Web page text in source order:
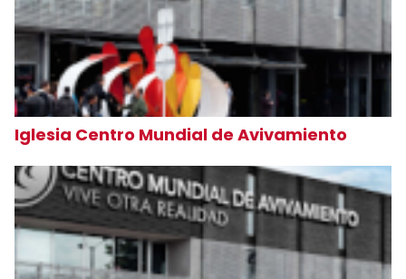
Iglesia Centro Mundial de Avivamiento